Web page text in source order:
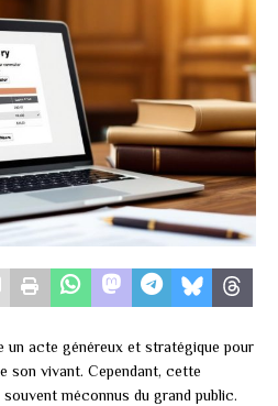
un acte généreux et stratégique pour
son vivant. Cependant, cette
méconnus du grand public.